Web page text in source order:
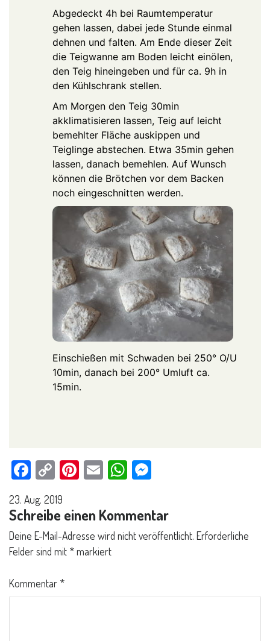
Abgedeckt 4h bei Raumtemperatur
gehen lassen, dabei jede Stunde einmal
dehnen und falten. Am Ende dieser Zeit
die Teigwanne am Boden leicht einölen,
den Teig hineingeben und für ca. 9h in
den Kühlschrank stellen.
Am Morgen den Teig 30min
akklimatisieren lassen, Teig auf leicht
bemehlter Fläche auskippen und
Teiglinge abstechen. Etwa 35min gehen
lassen, danach bemehlen. Auf Wunsch
können die Brötchen vor dem Backen
noch eingeschnitten werden.
Einschießen mit Schwaden bei 250° O/U
10min, danach bei 200° Umluft ca.
15min.
Facebook
Copy
Link
Pinterest
EmailWhatsApp
23. Aug. 2019
Schreibe einen Kommentar
Deine E-Mail-Adresse wird nicht veröffentlicht. Erforderliche
Felder sind mit *markiert
Kommentar *